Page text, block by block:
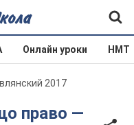
Онлайн уроки НМТ
2017